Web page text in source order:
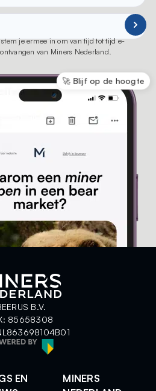
je ermee in om van tijd tot tijd e-
van Miners Nederland.
🚀 Blijf op de hoogte
B.V.
85658308
EN
MINERS